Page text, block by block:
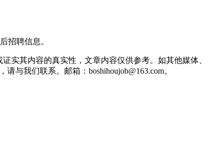
招聘信息。
实其内容的真实性，文章内容仅供参考。如其他媒体、
与我们联系。邮箱：boshihoujob@163.com。